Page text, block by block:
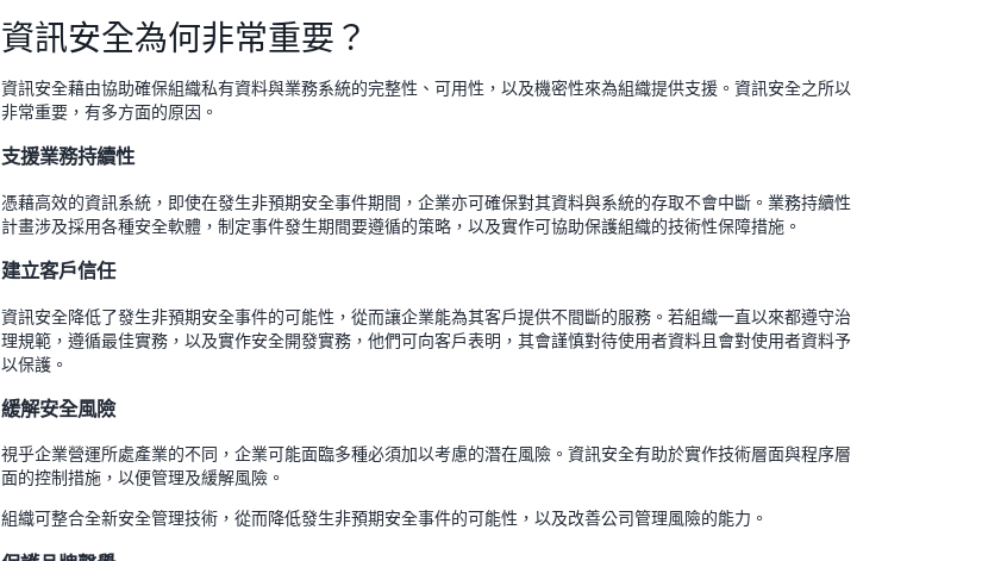
資訊安全為何非常重要？
資訊安全藉由協助確保組織私有資料與業務系統的完整性、可用性，以及機密性來為組織提供支援。資訊安全之所以
非常重要，有多方面的原因。
支援業務持續性
憑藉高效的資訊系統，即使在發生非預期安全事件期間，企業亦可確保對其資料與系統的存取不會中斷。業務持續性
計畫涉及採用各種安全軟體，制定事件發生期間要遵循的策略，以及實作可協助保護組織的技術性保障措施。
建立客戶信任
資訊安全降低了發生非預期安全事件的可能性，從而讓企業能為其客戶提供不間斷的服務。若組織一直以來都遵守治
理規範，遵循最佳實務，以及實作安全開發實務，他們可向客戶表明，其會謹慎對待使用者資料且會對使用者資料予
以保護。
緩解安全風險
視乎企業營運所處產業的不同，企業可能面臨多種必須加以考慮的潛在風險。資訊安全有助於實作技術層面與程序層
面的控制措施，以便管理及緩解風險。
組織可整合全新安全管理技術，從而降低發生非預期安全事件的可能性，以及改善公司管理風險的能力。